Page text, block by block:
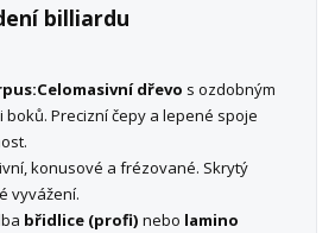
billiardu
Celomasivní dřevo s ozdobným
Precizní čepy a lepené spoje
konusové a frézované. Skrytý
vyvážení.
břidlice (profi) nebo lamino